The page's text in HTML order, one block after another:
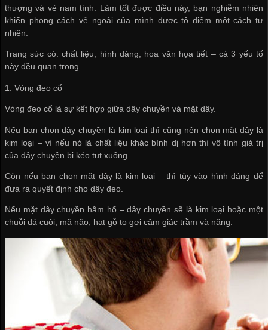
thượng và vẻ nam tính. Làm tốt được điều này, bạn nghiễm nhiên
khiến phong cách vẻ ngoài của mình được tô điểm một cách tự
nhiên.
Trang sức có: chất liệu, hình dáng, hoa văn họa tiết – cả 3 yếu tố
này đều quan trọng.
1. Vòng đeo cổ
Vòng đeo cổ là sự kết hợp giữa dây chuyền và mặt dây.
Nếu bạn chọn dây chuyền là kim loại thì cũng nên chọn mặt dây là
kim loại – vì nếu nó là chất liệu khác bình dị hơn thì vô tình giá trị
của dây chuyền bị kéo tụt xuống.
Còn nếu bạn chọn mặt dây là kim loại – thì tùy vào hình dáng để
đưa ra quyết định cho dây đeo.
Nếu mặt dây chuyền hầm hố – dây chuyền sẽ là kim loại hoặc một
chuỗi đá cuội, mã não, hạt gỗ to gợi cảm giác trầm và nặng.